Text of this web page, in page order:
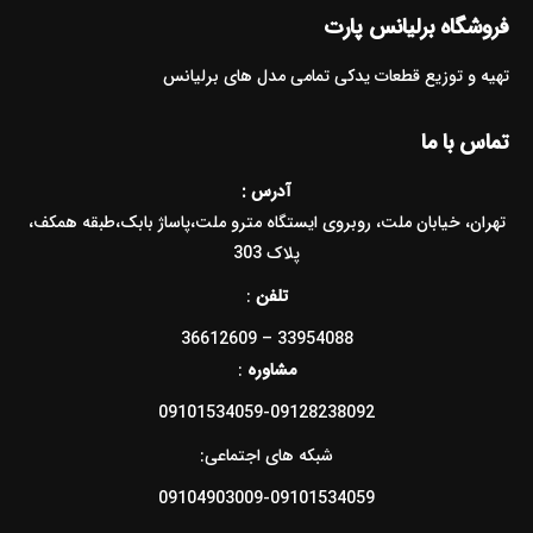
فروشگاه برلیانس پارت
تهیه و توزیع قطعات یدکی تمامی مدل های برلیانس
تماس با ما
آدرس :
تهران، خیابان ملت، روبروی ایستگاه مترو ملت،پاساژ بابک،طبقه همکف،
پلاک 303
تلفن :
33954088 – 36612609
مشاوره :
09101534059-09128238092
شبکه های اجتماعی:
09104903009-09101534059